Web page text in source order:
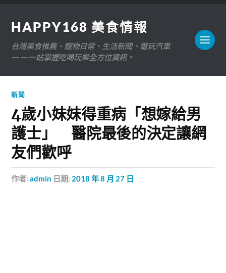
HAPPY168 美食情報
台灣美食推薦、寵物日常、生活新聞、電玩汽車
——一站掌握吃喝玩樂全方位資訊。
新聞
4歲小妹妹得重病「想嫁給男
護士」 醫院最後的決定讓網
友們歡呼
作者:admin 日期: 2018 年 8 月 27 日